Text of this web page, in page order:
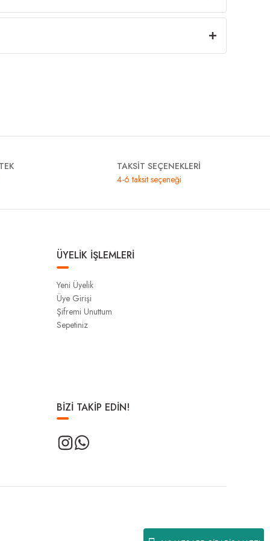
TAKSİT SEÇENEKLERİ
4-6 taksit seçeneği
ÜYELİK İŞLEMLERİ
Yeni Üyelik
Üye Girişi
Şifremi Unuttum
Sepetiniz
BİZİ TAKİP EDİN!